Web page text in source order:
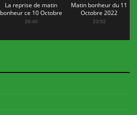
La reprise de matin
bonheur ce 10 Octobre
2022
26:40
Matin bonheur du 11
Octobre 2022
23:52